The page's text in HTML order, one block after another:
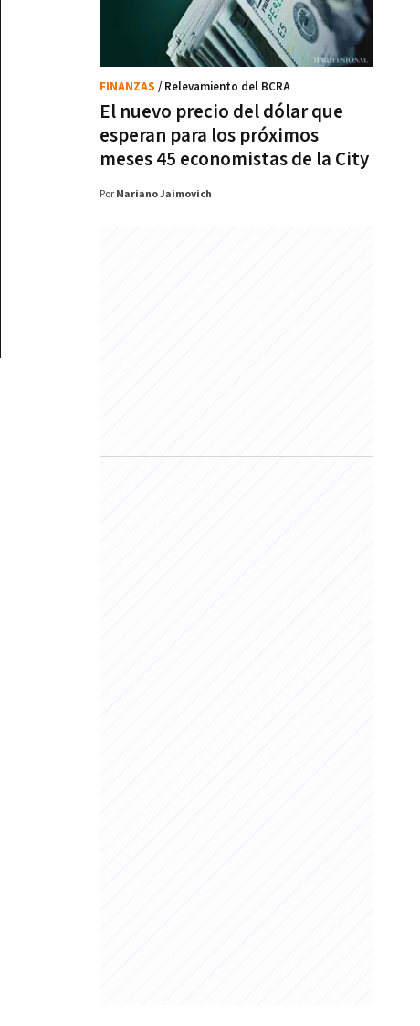
El nuevo precio del dólar que
esperan para los próximos
meses 45 economistas de la City
FINANZAS / Relevamiento del BCRA
Por Mariano Jaimovich